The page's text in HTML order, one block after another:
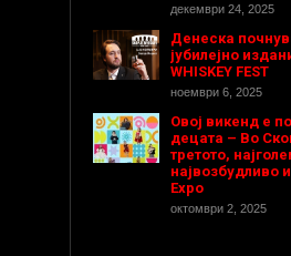
декември 24, 2025
Денеска
јубилејно
WHISKEY FEST
ноември 6, 2025
Овој викенд е
децата – Во
третото,
највозбудливо
Expo
октомври 2, 2025